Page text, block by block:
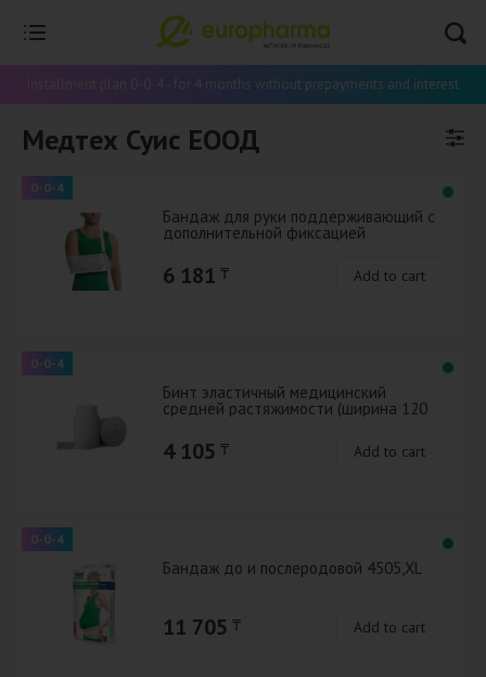
Installment plan 0-0-4 - for 4 months without prepayments and interest
Медтех Суис ЕООД
0-0-4
Бандаж для руки поддерживающий с
дополнительной фиксацией
6 181 ₸ Add to cart
0-0-4
Бинт эластичный медицинский
средней растяжимости (ширина 120
4 105 ₸ Add to cart
0-0-4
Бандаж до и послеродовой 4505,XL
11 705 ₸ Add to cart